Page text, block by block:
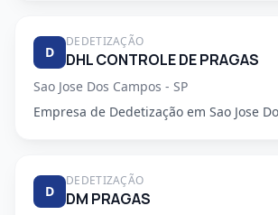
D
DEDETIZAÇÃO
DHL CONTROLE DE PRAGAS
Sao Jose Dos Campos - SP
Empresa de Dedetização em Sao Jose
D
DEDETIZAÇÃO
DM PRAGAS